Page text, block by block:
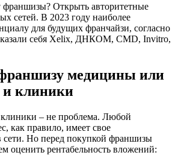
франшизы? Открыть авторитетные
сетей. В 2023 году наиболее
для будущих франчайзи, согласно
себя Xelix, ДНКОМ, CMD, Invitro,
медицины или
и клиники
– не проблема. Любой
как правило, имеет свое
сети. Но перед покупкой франшизы
оценить рентабельность вложений: